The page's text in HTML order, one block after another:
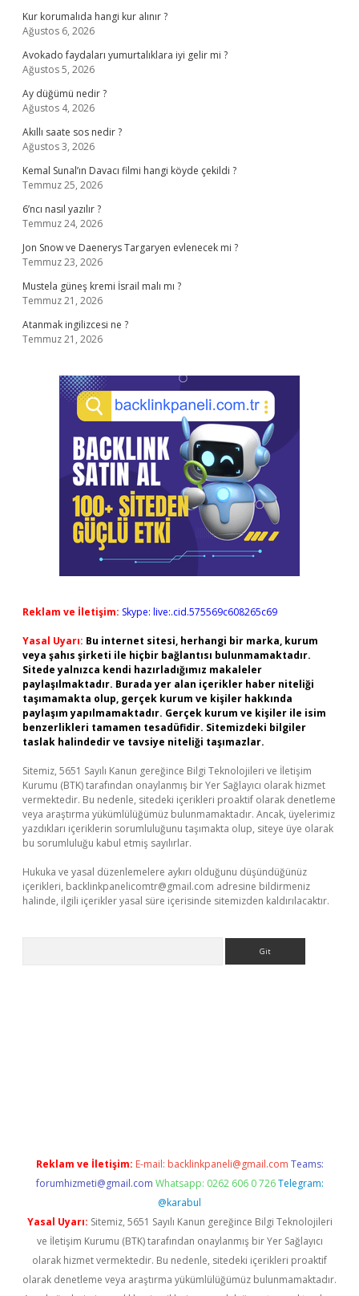
Kur korumalıda hangi kur alınır ?
Ağustos 6, 2026
Avokado faydaları yumurtalıklara iyi gelir mi ?
Ağustos 5, 2026
Ay düğümü nedir ?
Ağustos 4, 2026
Akıllı saate sos nedir ?
Ağustos 3, 2026
Kemal Sunal’ın Davacı filmi hangi köyde çekildi ?
Temmuz 25, 2026
6’ncı nasıl yazılır ?
Temmuz 24, 2026
Jon Snow ve Daenerys Targaryen evlenecek mi ?
Temmuz 23, 2026
Mustela güneş kremi İsrail malı mı ?
Temmuz 21, 2026
Atanmak ingilizcesi ne ?
Temmuz 21, 2026
Reklam ve İletişim: Skype: live:.cid.575569c608265c69
Yasal Uyarı: Bu internet sitesi, herhangi bir marka, kurum
veya şahıs şirketi ile hiçbir bağlantısı bulunmamaktadır.
Sitede yalnızca kendi hazırladığımız makaleler
paylaşılmaktadır. Burada yer alan içerikler haber niteliği
taşımamakta olup, gerçek kurum ve kişiler hakkında
paylaşım yapılmamaktadır. Gerçek kurum ve kişiler ile isim
benzerlikleri tamamen tesadüfidir. Sitemizdeki bilgiler
taslak halindedir ve tavsiye niteliği taşımazlar.
Sitemiz, 5651 Sayılı Kanun gereğince Bilgi Teknolojileri ve İletişim
Kurumu (BTK) tarafından onaylanmış bir Yer Sağlayıcı olarak hizmet
vermektedir. Bu nedenle, sitedeki içerikleri proaktif olarak denetleme
veya araştırma yükümlülüğümüz bulunmamaktadır. Ancak, üyelerimiz
yazdıkları içeriklerin sorumluluğunu taşımakta olup, siteye üye olarak
bu sorumluluğu kabul etmiş sayılırlar.
Hukuka ve yasal düzenlemelere aykırı olduğunu düşündüğünüz
içerikleri, backlinkpanelicomtr@gmail.com adresine bildirmeniz
halinde, ilgili içerikler yasal süre içerisinde sitemizden kaldırılacaktır.
Reklam ve İletişim: E-mail: backlinkpaneli@gmail.com Teams:
forumhizmeti@gmail.com Whatsapp: 0262 606 0 726 Telegram:
@karabul
Yasal Uyarı: Sitemiz, 5651 Sayılı Kanun gereğince Bilgi Teknolojileri
ve İletişim Kurumu (BTK) tarafından onaylanmış bir Yer Sağlayıcı
olarak hizmet vermektedir. Bu nedenle, sitedeki içerikleri proaktif
olarak denetleme veya araştırma yükümlülüğümüz bulunmamaktadır.